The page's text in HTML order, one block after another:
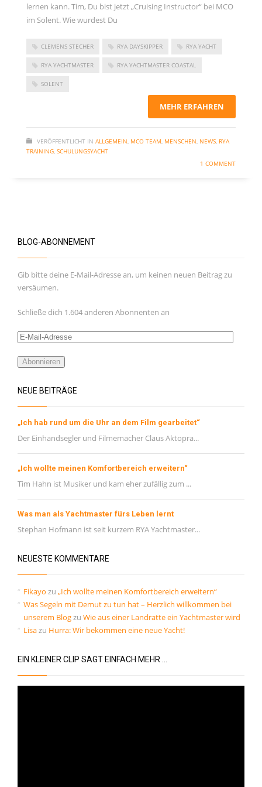
November 2023
September 2023
Juni 2023
Mai 2023
März 2023
Juni 2022
Februar 2022
Februar 2021
Januar 2021
November 2020
September 2020
August 2020
Mai 2020
META
Eintrags-Feed
Kommentar-Feed
lernen kann. Tim, Du bist jetzt „Cruising Instructor“ bei MCO
im Solent. Wie wurdest Du
CLEMENS STECHER RYA DAYSKIPPER RYA YACHT
RYA YACHTMASTER RYA YACHTMASTER COASTAL
SOLENT
MEHR ERFAHREN
VERÖFFENTLICHT IN ALLGEMEIN, MCO TEAM, MENSCHEN, NEWS, RYA
TRAINING, SCHULUNGSYACHT
1 COMMENT
BLOG-ABONNEMENT
Gib bitte deine E-Mail-Adresse an, um keinen neuen Beitrag zu
versäumen.
Schließe dich 1.604 anderen Abonnenten an
E-
Adresse
Abonnieren
NEUE BEITRÄGE
„Ich hab rund um die Uhr an dem Film gearbeitet“
Der Einhandsegler und Filmemacher Claus Aktopra...
„Ich wollte meinen Komfortbereich erweitern“
Tim Hahn ist Musiker und kam eher zufällig zum ...
Was man als Yachtmaster fürs Leben lernt
Stephan Hofmann ist seit kurzem RYA Yachtmaster...
NEUESTE KOMMENTARE
Fikayo zu „Ich wollte meinen Komfortbereich erweitern“
Was Segeln mit Demut zu tun hat – Herzlich willkommen bei
unserem Blogzu Wie aus einer Landratte ein Yachtmaster wird
Lisazu Hurra: Wir bekommen eine neue Yacht!
EIN KLEINER CLIP SAGT EINFACH MEHR …